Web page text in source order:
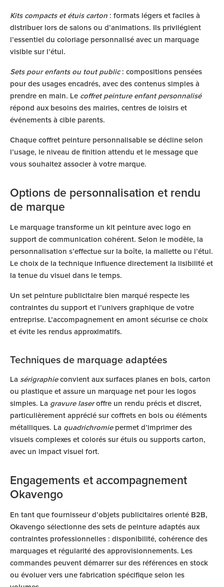
Kits compacts et étuis carton : formats légers et faciles à
distribuer lors de salons ou d’animations. Ils privilégient
l’essentiel du coloriage personnalisé avec un marquage
visible sur l’étui.
Sets pour enfants ou tout public: compositions pensées
pour des usages encadrés, avec des contenus simples à
prendre en main. Le coffret peinture enfant personnalisé
répond aux besoins des mairies, centres de loisirs et
événements à cible parents.
Chaque coffret peinture personnalisable se décline selon
l’usage, le niveau de finition attendu et le message que
vous souhaitez associer à votre marque.
Options de personnalisation et rendu
de marque
Le marquage transforme un kit peinture avec logo en
support de communication cohérent. Selon le modèle, la
personnalisation s’effectue sur la boîte, la mallette ou l’étui.
Le choix de la technique influence directement la lisibilité et
la tenue du visuel dans le temps.
Un set peinture publicitaire bien marqué respecte les
contraintes du support et l’univers graphique de votre
entreprise. L’accompagnement en amont sécurise ce choix
et évite les rendus approximatifs.
Techniques de marquage adaptées
La sérigraphieconvient aux surfaces planes en bois, carton
ou plastique et assure un marquage net pour les logos
simples. La gravure laseroffre un rendu précis et discret,
particulièrement apprécié sur coffrets en bois ou éléments
métalliques. La quadrichromiepermet d’imprimer des
visuels complexes et colorés sur étuis ou supports carton,
avec un impact visuel fort.
Engagements et accompagnement
Okavengo
En tant que fournisseur d’objets publicitaires orienté B2B,
Okavengo sélectionne des sets de peinture adaptés aux
contraintes professionnelles : disponibilité, cohérence des
marquages et régularité des approvisionnements. Les
commandes peuvent démarrer sur des références en stock
ou évoluer vers une fabrication spécifique selon les